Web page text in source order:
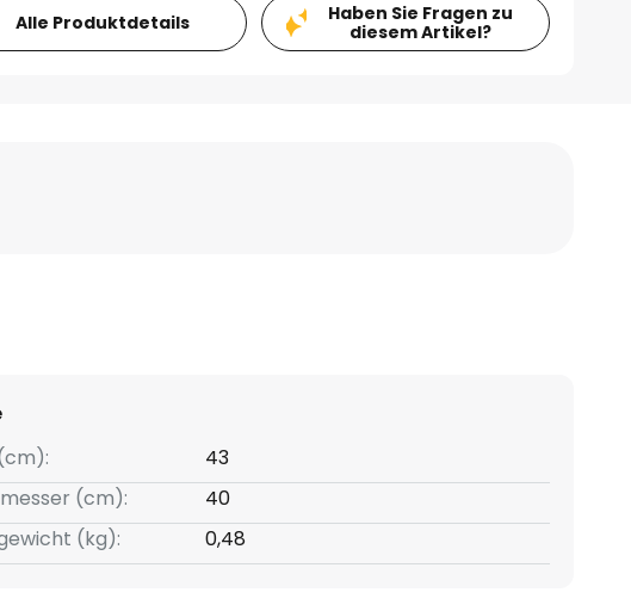
Alle Produktdetails
Haben Sie Fragen zu
diesem Artikel?
43
(cm):
40
(kg):
0,48